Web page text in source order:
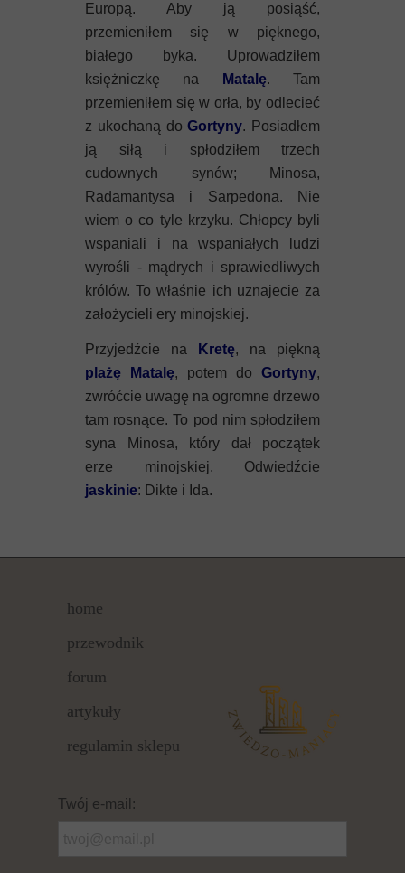
Europą. Aby ją posiąść,
przemieniłem się w pięknego,
białego byka. Uprowadziłem
księżniczkę na
Matalę. Tam
przemieniłem się w orła, by odlecieć
z ukochaną doGortyny. Posiadłem
ją siłą i spłodziłem trzech
cudownych synów; Minosa,
Radamantysa i Sarpedona. Nie
wiem o co tyle krzyku. Chłopcy byli
wspaniali i na wspaniałych ludzi
wyrośli - mądrych i sprawiedliwych
królów. To właśnie ich uznajecie za
założycieli ery minojskiej.
Przyjedźcie na Kretę, na piękną
plażę Matalę, potem do Gortyny,
zwróćcie uwagę na ogromne drzewo
tam rosnące. To pod nim spłodziłem
syna Minosa, który dał początek
erze minojskiej. Odwiedźcie
jaskinie: Dikte i Ida.
Twój e-mail:
home
przewodnik
forum
artykuły
regulamin sklepu